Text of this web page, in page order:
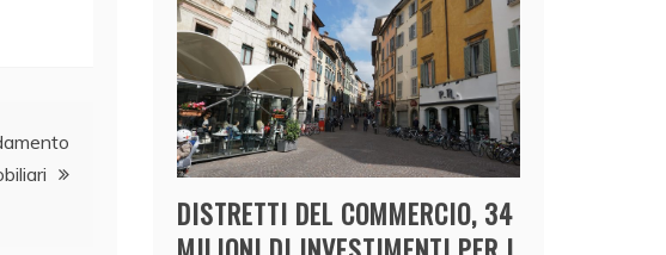
DISTRETTI DEL COMMERCIO, 34